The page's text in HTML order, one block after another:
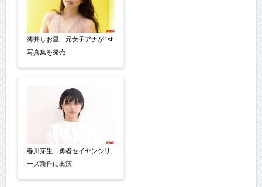
薄井しお里 元女子アナが1st
写真集を発売
春川芽生 勇者セイヤンシリ
ーズ新作に出演